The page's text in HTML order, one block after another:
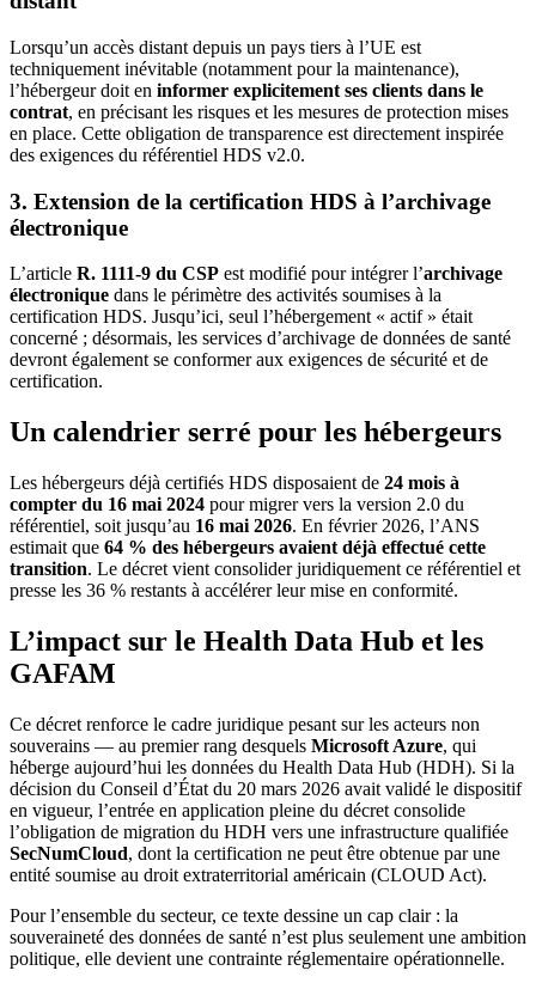
Lorsqu’un accès distant depuis un pays tiers à l’UE est
techniquement inévitable (notamment pour la maintenance),
l’hébergeur doit en informer explicitement ses clients dans le
contrat, en précisant les risques et les mesures de protection mises
en place. Cette obligation de transparence est directement inspirée
des exigences du référentiel HDS v2.0.
3. Extension de la certification HDS à l’archivage
électronique
L’article R. 1111-9 du CSP est modifié pour intégrer l’archivage
électronique dans le périmètre des activités soumises à la
certification HDS. Jusqu’ici, seul l’hébergement « actif » était
concerné ; désormais, les services d’archivage de données de santé
devront également se conformer aux exigences de sécurité et de
certification.
Un calendrier serré pour les hébergeurs
Les hébergeurs déjà certifiés HDS disposaient de 24 mois à
compter du 16 mai 2024 pour migrer vers la version 2.0 du
référentiel, soit jusqu’au 16 mai 2026. En février 2026, l’ANS
estimait que 64 % des hébergeurs avaient déjà effectué cette
transition. Le décret vient consolider juridiquement ce référentiel et
presse les 36 % restants à accélérer leur mise en conformité.
L’impact sur le Health Data Hub et les
GAFAM
Ce décret renforce le cadre juridique pesant sur les acteurs non
souverains — au premier rang desquels Microsoft Azure, qui
héberge aujourd’hui les données du Health Data Hub (HDH). Si la
décision du Conseil d’État du 20 mars 2026 avait validé le dispositif
en vigueur, l’entrée en application pleine du décret consolide
l’obligation de migration du HDH vers une infrastructure qualifiée
SecNumCloud, dont la certification ne peut être obtenue par une
entité soumise au droit extraterritorial américain (CLOUD Act).
Pour l’ensemble du secteur, ce texte dessine un cap clair : la
souveraineté des données de santé n’est plus seulement une ambition
politique, elle devient une contrainte réglementaire opérationnelle.